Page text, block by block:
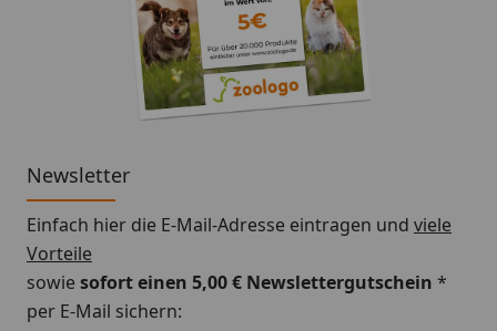
Newsletter
Einfach hier die E-Mail-Adresse eintragen und viele
Vorteile
sowiesofort einen 5,00 € Newslettergutschein *
per E-Mail sichern: